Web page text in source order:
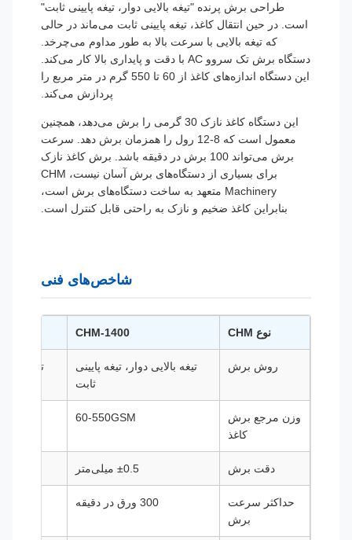
طراحی برش پرنده "تیغه بالایی دوار، تیغه پایینی ثابت"
است. در حین انتقال کاغذ، تیغه پایینی ثابت می‌ماند در حالی
که تیغه بالایی با سرعت بالا به طور مداوم می‌چرخد.
دستگاه برش تک سروو AC با دقت و پایداری بالا کار می‌کند.
این دستگاه اندازه‌های کاغذ از 60 تا 550 گرم در متر مربع را
پردازش می‌کند.
این دستگاه کاغذ نازک 30 گرمی را برش می‌دهد، همچنین
معمول است که 8-12 رول را همزمان برش دهد. سرعت
برش می‌تواند 100 برش در دقیقه باشد. برش کاغذ نازک
برای بسیاری از دستگاه‌های برش آسان نیست، CHM
Machinery متعهد به ساخت دستگاه‌های برش است،
بنابراین کاغذ ضخیم و نازک به راحتی قابل کنترل است.
شاخص‌های فنی
CHM-1400
روش برش
تیغه بالایی دوار، تیغه پایینی
تیغه بالایی
وزن مرجع برش
60-550GSM
دقت برش
حداکثر سرعت